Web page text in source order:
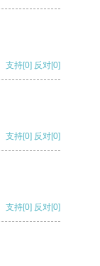
支持[0] 反对[0]
支持[0] 反对[0]
支持[0] 反对[0]